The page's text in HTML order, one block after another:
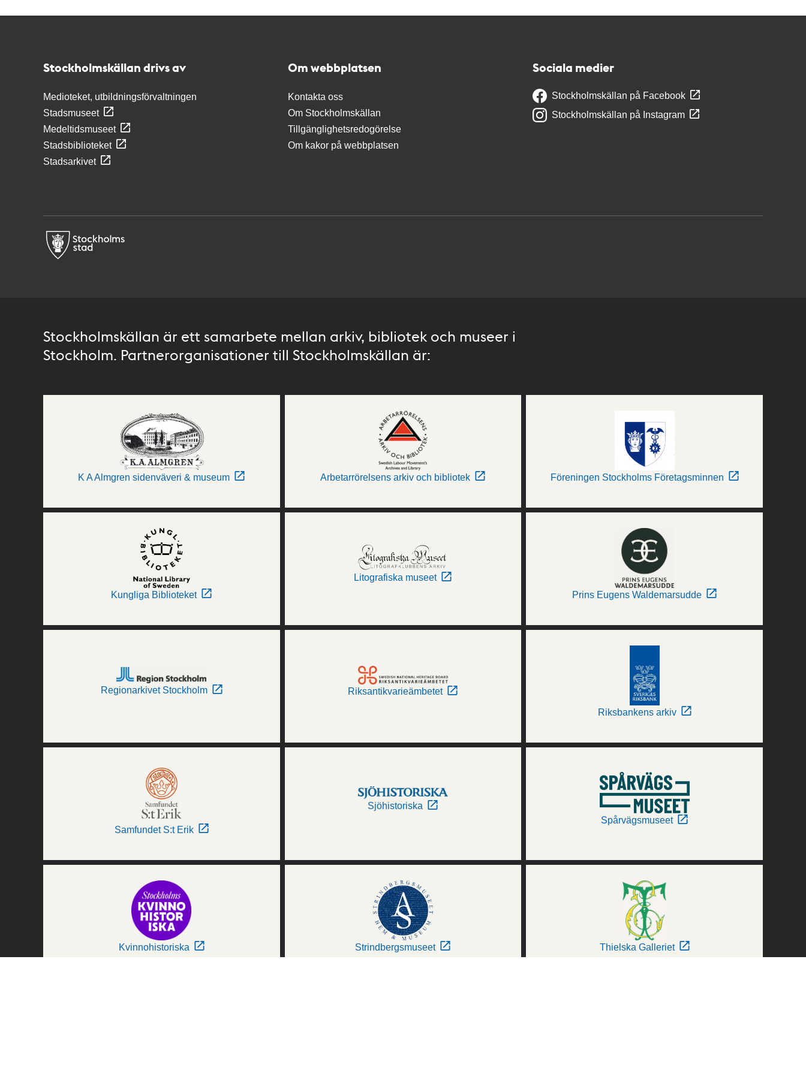
Stockholmskällan drivs av
Medioteket, utbildningsförvaltningen
Stadsmuseet
Medeltidsmuseet
Stadsbiblioteket
Stadsarkivet
Om webbplatsen
Kontakta oss
Om Stockholmskällan
Tillgänglighetsredogörelse
Om kakor på webbplatsen
Sociala medier
Stockholmskällan på Facebook
Stockholmskällan på Instagram
Stockholmskällan är ett samarbete mellan arkiv, bibliotek och museer i
Stockholm. Partnerorganisationer till Stockholmskällan är:
K A Almgren sidenväveri & museum Arbetarrörelsens arkiv och bibliotek Föreningen Stockholms Företagsminnen
Kungliga Biblioteket
Litografiska museet
Prins Eugens Waldemarsudde
Regionarkivet Stockholm Riksantikvarieämbetet
Riksbankens arkiv
Samfundet S:t Erik
Sjöhistoriska
Spårvägsmuseet
Kvinnohistoriska Strindbergsmuseet Thielska Galleriet